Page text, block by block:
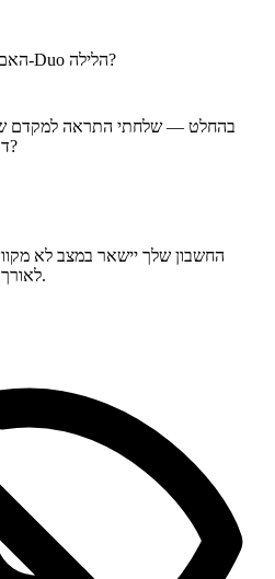
האם המקדם שלי יכול לשחק איתי ב-Duo הלילה?
דקות. יש משהו נוסף לגבי ההזמנה?
כן — כל משחק מופיע בלוח
החשבון שלך יישאר במצב לא
לאורך כל הבוסט — בחינם בכל הזמנה.